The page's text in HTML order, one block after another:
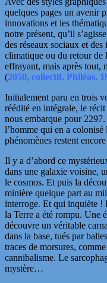
quelques pages un avenir
innovations et les
notre présent, qu’il
des réseaux sociaux et
climatique ou du retour de
effrayant, mais après tout,
(2050, collectif. Philéas.
Initialement paru en trois
réédité en intégrale, le
nous embarque pour
l’homme qui en a
phénomènes restent
Il y a d’abord ce
dans une galaxie voisine,
le cosmos. Et puis la
minière quelque part au
interroge. Et qui inquiète !
la Terre a été rompu. Une
découvre un véritable
dans la base, tués par
traces de morsures,
cannibalisme. Le
mystère…